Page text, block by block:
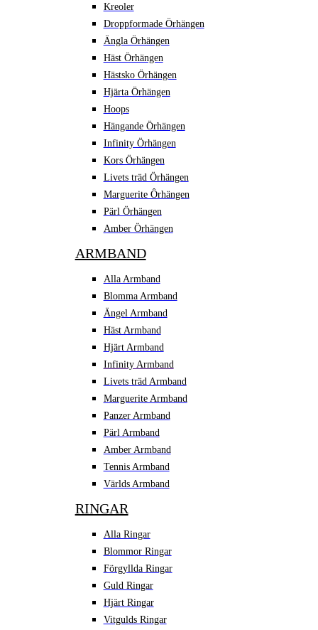
Kreoler
Droppformade Örhängen
Ängla Örhängen
Häst Örhängen
Hästsko Örhängen
Hjärta Örhängen
Hoops
Hängande Örhängen
Infinity Örhängen
Kors Örhängen
Livets träd Örhängen
Marguerite Ôrhängen
Pärl Örhängen
Amber Örhängen
ARMBAND
Alla Armband
Blomma Armband
Ängel Armband
Häst Armband
Hjärt Armband
Infinity Armband
Livets träd Armband
Marguerite Armband
Panzer Armband
Pärl Armband
Amber Armband
Tennis Armband
Världs Armband
RINGAR
Alla Ringar
Blommor Ringar
Förgyllda Ringar
Guld Ringar
Hjärt Ringar
Vitgulds Ringar